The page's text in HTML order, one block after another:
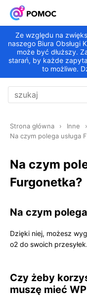
Ze względu na
naszego Biura Obsługi
może być dłuższy.
starań, by każde
to możliwe.
Strona główna
Inne
Na czym polega usługa
Na czym
Furgonetka?
Na czym
Dzięki niej, możesz
o2 do swoich przesyłek.
Czy żeby
muszę mieć